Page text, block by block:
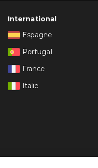
International
Espagne
Portugal
France
Italie